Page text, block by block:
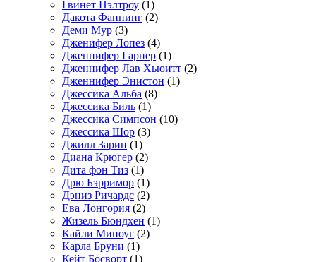
Гвинет Пэлтроу (1)
Дакота Фаннинг (2)
Деми Мур (3)
Дженифер Лопез (4)
Дженнифер Гарнер (1)
Дженнифер Лав Хьюитт (2)
Дженнифер Энистон (1)
Джессика Альба (8)
Джессика Биль (1)
Джессика Симпсон (10)
Джессика Шор (3)
Джилл Зарин (1)
Диана Крюгер (2)
Дита фон Тиз (1)
Дрю Бэрримор (1)
Дэниз Ричардс (2)
Ева Лонгория (2)
Жизель Бюндхен (1)
Кайли Миноуг (2)
Карла Бруни (1)
Кейт Босворт (1)